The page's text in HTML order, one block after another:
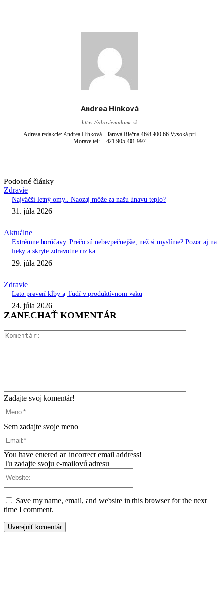
Andrea Hinková
https://zdravienadoma.sk
Adresa redakcie: Andrea Hinková - Tarová Riečna 46/8 900 66 Vysoká pri
Morave tel: + 421 905 401 997
Podobné články
Zdravie
Najväčší letný omyl. Naozaj môže za našu únavu teplo?
31. júla 2026
Aktuálne
Extrémne horúčavy. Prečo sú nebezpečnejšie, než si myslíme? Pozor aj na
lieky a skryté zdravotné riziká
29. júla 2026
Zdravie
Leto preverí kĺby aj ľudí v produktívnom veku
24. júla 2026
ZANECHAŤ KOMENTÁR
Zadajte svoj komentár!
Sem zadajte svoje meno
You have entered an incorrect email address!
Tu zadajte svoju e-mailovú adresu
Save my name, email, and website in this browser for the next
time I comment.